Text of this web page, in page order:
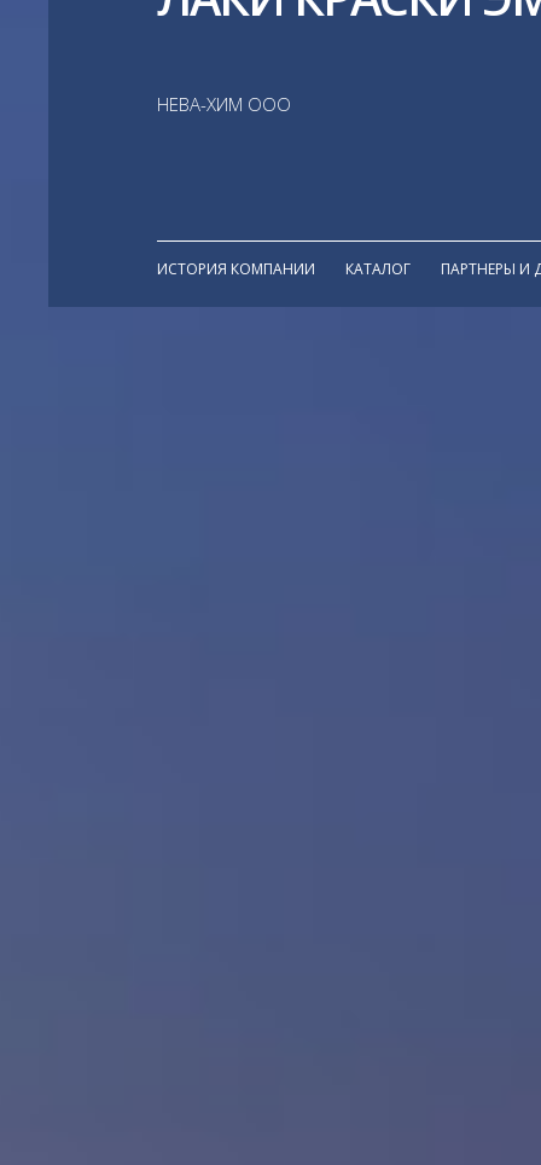
НЕВА-ХИМ ООО
ИСТОРИЯ КОМПАНИИ КАТАЛОГ ПАРТНЕРЫ И